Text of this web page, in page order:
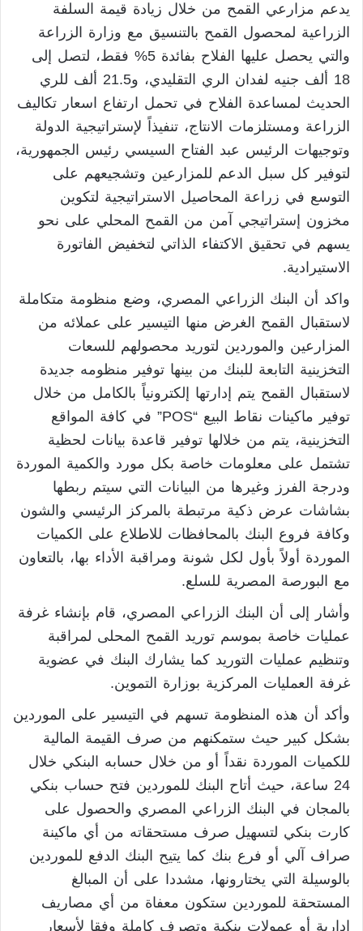
يدعم مزارعي القمح من خلال زيادة قيمة السلفة
الزراعية لمحصول القمح بالتنسيق مع وزارة الزراعة
والتي يحصل عليها الفلاح بفائدة 5% فقط، لتصل إلى
18 ألف جنيه لفدان الري التقليدي، و21.5 ألف للري
الحديث لمساعدة الفلاح في تحمل ارتفاع اسعار تكاليف
الزراعة ومستلزمات الانتاج، تنفيذاً لإستراتيجية الدولة
وتوجيهات الرئيس عبد الفتاح السيسي رئيس الجمهورية،
لتوفير كل سبل الدعم للمزارعين وتشجيعهم على
التوسع في زراعة المحاصيل الاستراتيجية لتكوين
مخزون إستراتيجي آمن من القمح المحلي على نحو
يسهم في تحقيق الاكتفاء الذاتي لتخفيض الفاتورة
الاستيرادية.
واكد أن البنك الزراعي المصري، وضع منظومة متكاملة
لاستقبال القمح الغرض منها التيسير على عملائه من
المزارعين والموردين لتوريد محصولهم للسعات
التخزينية التابعة للبنك من بينها توفير منظومه جديدة
لاستقبال القمح يتم إدارتها إلكترونياً بالكامل من خلال
توفير ماكينات نقاط البيع “POS” في كافة المواقع
التخزينية، يتم من خلالها توفير قاعدة بيانات لحظية
تشتمل على معلومات خاصة بكل مورد والكمية الموردة
ودرجة الفرز وغيرها من البيانات التي سيتم ربطها
بشاشات عرض ذكية مرتبطة بالمركز الرئيسي والشون
وكافة فروع البنك بالمحافظات للاطلاع على الكميات
الموردة أولاً بأول لكل شونة ومراقبة الأداء بها، بالتعاون
مع البورصة المصرية للسلع.
وأشار إلى أن البنك الزراعي المصري، قام بإنشاء غرفة
عمليات خاصة بموسم توريد القمح المحلى لمراقبة
وتنظيم عمليات التوريد كما يشارك البنك في عضوية
غرفة العمليات المركزية بوزارة التموين.
وأكد أن هذه المنظومة تسهم في التيسير على الموردين
بشكل كبير حيث ستمكنهم من صرف القيمة المالية
للكميات الموردة نقداً أو من خلال حسابه البنكي خلال
24 ساعة، حيث أتاح البنك للموردين فتح حساب بنكي
بالمجان في البنك الزراعي المصري والحصول على
كارت بنكي لتسهيل صرف مستحقاته من أي ماكينة
صراف آلي أو فرع بنك كما يتيح البنك الدفع للموردين
بالوسيلة التي يختارونها، مشددا على أن المبالغ
المستحقة للموردين ستكون معفاة من أي مصاريف
إدارية أو عمولات بنكية وتصرف كاملة وفقا لأسعار